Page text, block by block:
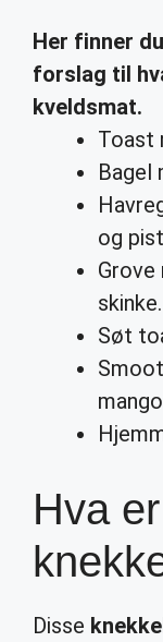
Her finner
forslag til
kveldsmat.
Toast
Bagel
og
skinke.
Søt
Hva
Disse